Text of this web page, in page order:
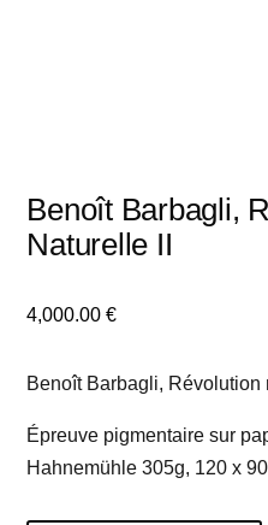
Benoît Barbagli,
Naturelle II
4,000.00€
Benoît Barbagli, Révolution
Épreuve pigmentaire sur
Hahnemühle 305g, 120 x